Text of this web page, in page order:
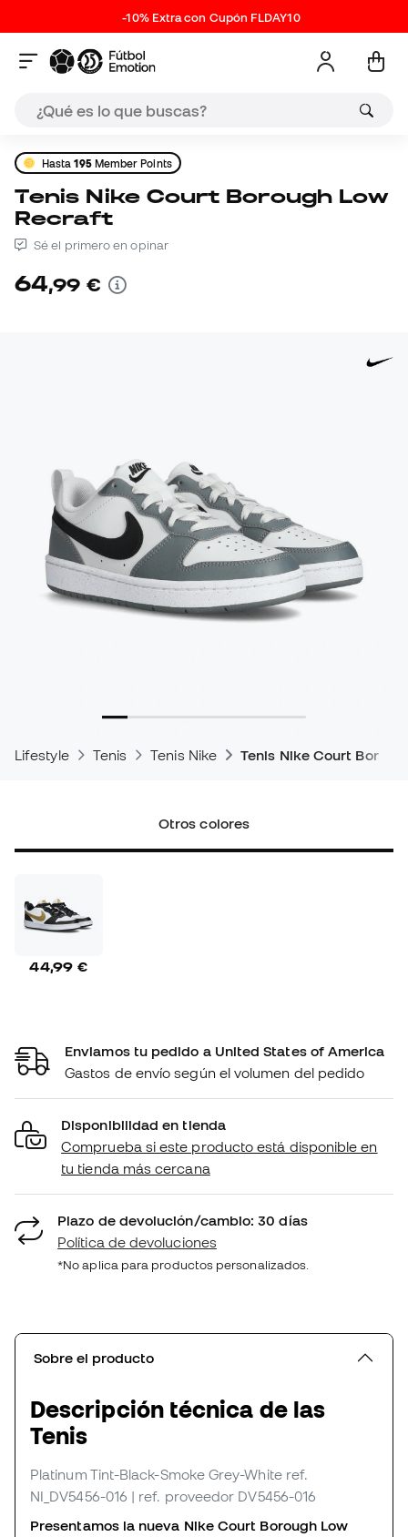
-10% Extra con Cupón FLDAY10
Hasta195Member Points
Tenis Nike Court Borough Low
Recraft
Sé el primero en opinar
64,99 €
Lifestyle Tenis Tenis Nike Tenis Nike Court
Otros colores
44,99 €
Enviamos tu pedido a United States of America
Gastos de envío según el volumen del pedido
Disponibilidad en tienda
Comprueba si este producto está disponible en
tu tienda más cercana
Plazo de devolución/cambio: 30 días
Política de devoluciones
*No aplica para productos personalizados.
Sobre el producto
Descripción técnica de las
Tenis
Platinum Tint-Black-Smoke Grey-White ref.
NI_DV5456-016 | ref. proveedor DV5456-016
Presentamos la nueva Nike Court Borough Low